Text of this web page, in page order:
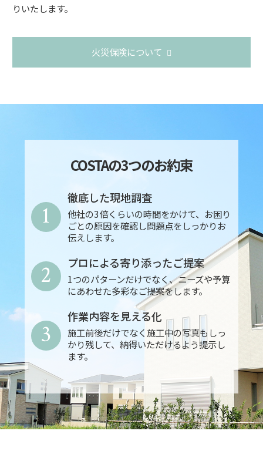
りいたします。
火災保険について
COSTAの3つのお約束
徹底した現地調査
他社の3倍くらいの時間をかけて、お困り
ごとの原因を確認し問題点をしっかりお
伝えします。
1
プロによる寄り添ったご提案
1つのパターンだけでなく、ニーズや予算
にあわせた多彩なご提案をします。
2
作業内容を見える化
施工前後だけでなく施工中の写真もしっ
かり残して、納得いただけるよう提示し
ます。
3